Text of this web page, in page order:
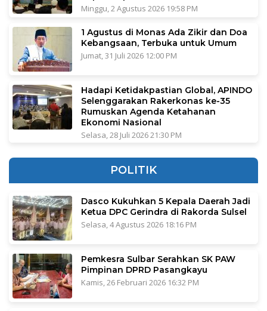
Minggu, 2 Agustus 2026 19:58 PM
1 Agustus di Monas Ada Zikir dan Doa
Kebangsaan, Terbuka untuk Umum
Jumat, 31 Juli 2026 12:00 PM
Hadapi Ketidakpastian Global, APINDO
Selenggarakan Rakerkonas ke-35
Rumuskan Agenda Ketahanan
Ekonomi Nasional
Selasa, 28 Juli 2026 21:30 PM
POLITIK
Dasco Kukuhkan 5 Kepala Daerah Jadi
Ketua DPC Gerindra di Rakorda Sulsel
Selasa, 4 Agustus 2026 18:16 PM
Pemkesra Sulbar Serahkan SK PAW
Pimpinan DPRD Pasangkayu
Kamis, 26 Februari 2026 16:32 PM